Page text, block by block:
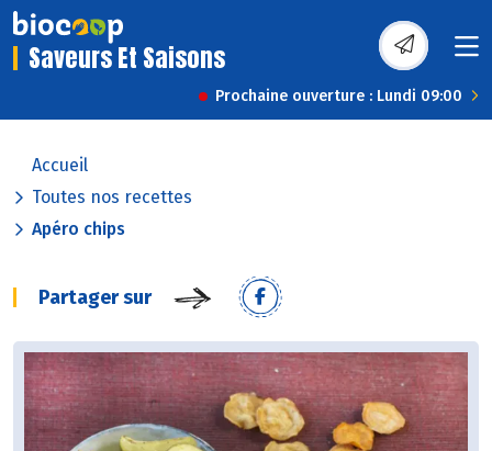
Saveurs Et Saisons
Prochaine ouverture : Lundi 09:00
Accueil
Toutes nos recettes
Apéro chips
Partager sur